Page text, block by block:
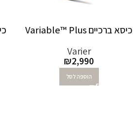
כיסא ברכיים Variable™ Plus
Varier
₪2,990
הוספה לסל